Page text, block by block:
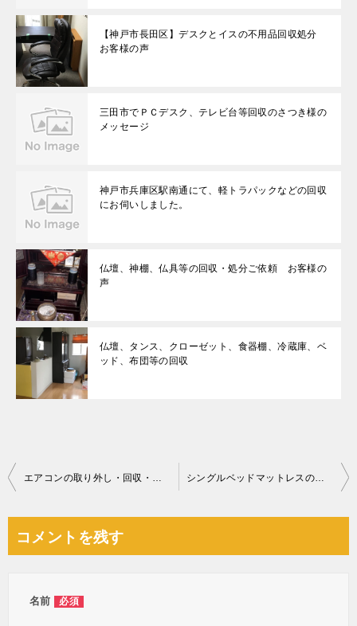
【神戸市長田区】デスクとイスの不用品回収処分
お客様の声
三田市でＰＣデスク、テレビ台等回収のさつき様の
メッセージ
神戸市兵庫区駅南通にて、軽トラパックなどの回収
にお伺いしました。
仏壇、神棚、仏具等の回収・処分ご依頼 お客様の
声
仏壇、タンス、クローゼット、食器棚、冷蔵庫、ベ
ッド、布団等の回収
投
ビ
エアコンの取り外し・回収・処分ご依頼 お客様の声 シングルベッドマットレスの回収・処分ご依頼 お客様の声
コメントを残す
名前 必須